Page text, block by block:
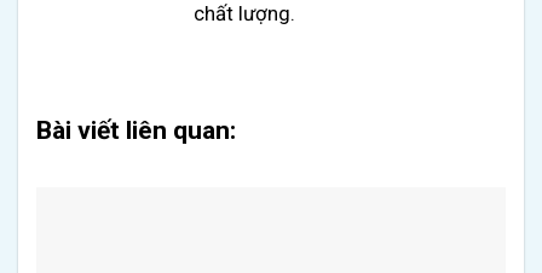
chất lượng.
Bài viết liên quan: